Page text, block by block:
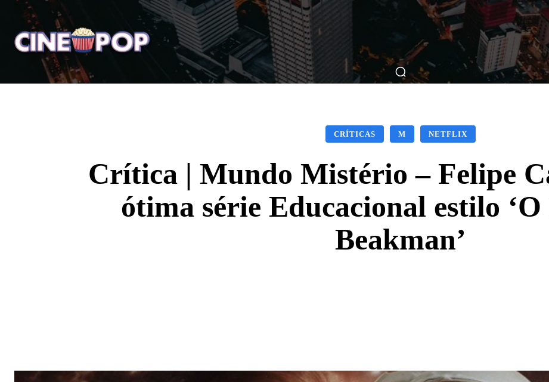
Home Notícias Críticas Breve Nos Cinemas Matérias Nos Cinemas
CRÍTICAS M NETFLIX
Crítica | Mundo Mistério – Felipe
ótima série Educacional estilo
Beakman’